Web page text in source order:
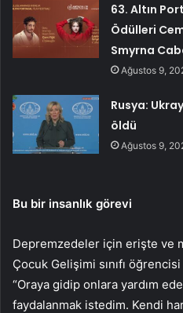
63. Altın
Ödülleri
Smyrna
Ağustos 9,
Rusya:
öldü
Ağustos 9,
Bu bir insanlık görevi
Depremzedeler için erişte ve
Çocuk Gelişimi sınıfı
“Oraya gidip onlara yardım
faydalanmak istedim. Kendi